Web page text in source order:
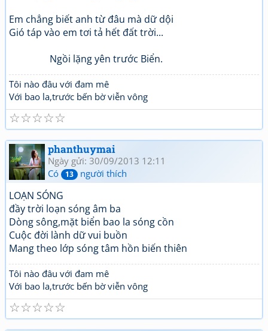
Em chẳng biết anh từ đâu mà dữ dội
Gió táp vào em tơi tả hết đất trời...
Ngồi lặng yên trước Biển.
Tôi nào đâu với đam mê
Với bao la,trước bến bờ viễn vông
☆
☆
☆
☆
☆
phanthuymai
Ngày gửi: 30/09/2013 12:11
Có
13 người thích
LOẠN SÓNG
đầy trời loạn sóng âm ba
Dòng sông,mặt biển bao la sóng cồn
Cuộc đời lành dữ vui buồn
Mang theo lớp sóng tâm hồn biến thiên
Tôi nào đâu với đam mê
Với bao la,trước bến bờ viễn vông
☆
☆
☆
☆
☆